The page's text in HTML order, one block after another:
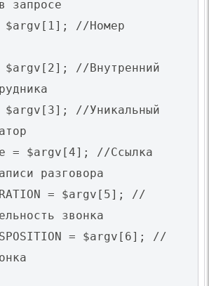
запросе
$argv[1]; //Номер
$argv[2]; //Внутренний
//Уникальный
= $argv[4]; //Ссылка
разговора
= $argv[5]; //
звонка
= $argv[6]; //